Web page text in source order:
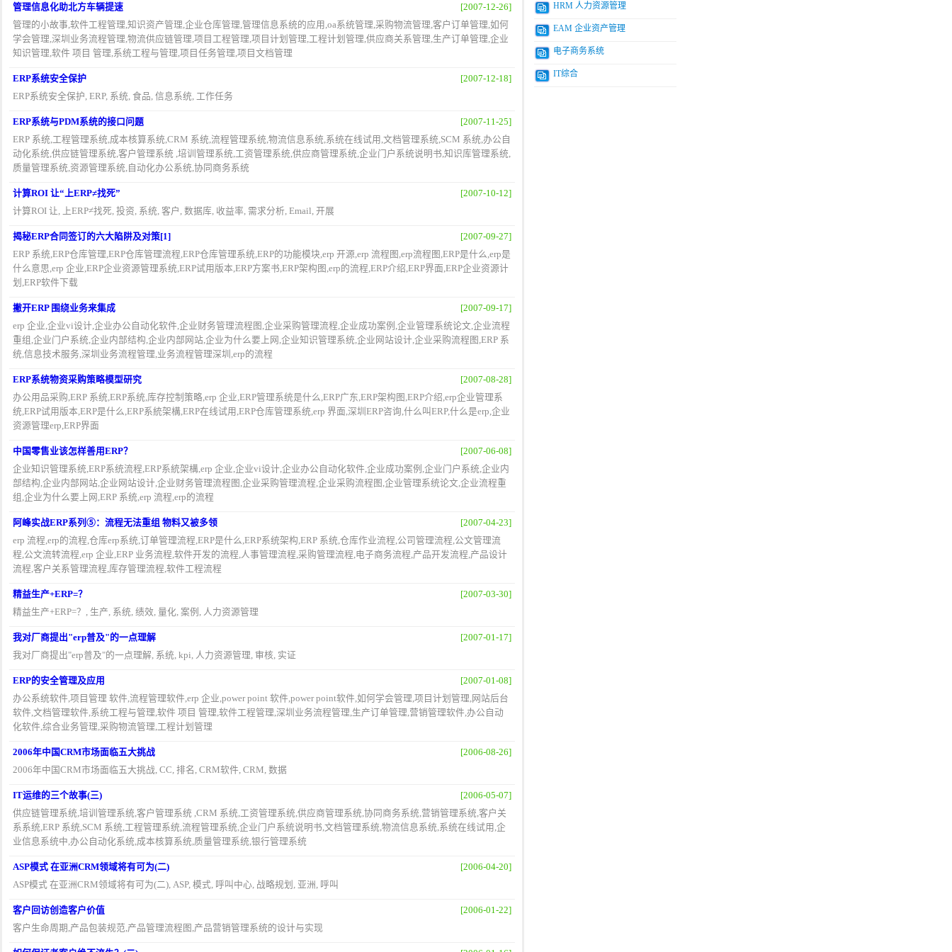
管理信息化助北方车辆提速
[2007-12-26]
管理的小故事,软件工程管理,知识资产管理,企业仓库管理,管理信息系统的应用,oa系统管理,采购物流管理,客户订单管理,如何
学会管理,深圳业务流程管理,物流供应链管理,项目工程管理,项目计划管理,工程计划管理,供应商关系管理,生产订单管理,企业
知识管理,软件 项目 管理,系统工程与管理,项目任务管理,项目文档管理
ERP系统安全保护
[2007-12-18]
ERP系统安全保护, ERP, 系统, 食品, 信息系统, 工作任务
ERP系统与PDM系统的接口问题
[2007-11-25]
ERP 系统,工程管理系统,成本核算系统,CRM 系统,流程管理系统,物流信息系统,系统在线试用,文档管理系统,SCM 系统,办公自
动化系统,供应链管理系统,客户管理系统 ,培训管理系统,工资管理系统,供应商管理系统,企业门户系统说明书,知识库管理系统,
质量管理系统,资源管理系统,自动化办公系统,协同商务系统
计算ROI 让“上ERP≠找死”
[2007-10-12]
计算ROI 让, 上ERP≠找死, 投资, 系统, 客户, 数据库, 收益率, 需求分析, Email, 开展
揭秘ERP合同签订的六大陷阱及对策[1]
[2007-09-27]
ERP 系统,ERP仓库管理,ERP仓库管理流程,ERP仓库管理系统,ERP的功能模块,erp 开源,erp 流程图,erp流程图,ERP是什么,erp是
什么意思,erp 企业,ERP企业资源管理系统,ERP试用版本,ERP方案书,ERP架构图,erp的流程,ERP介绍,ERP界面,ERP企业资源计
划,ERP软件下载
撇开ERP 围绕业务来集成
[2007-09-17]
erp 企业,企业vi设计,企业办公自动化软件,企业财务管理流程图,企业采购管理流程,企业成功案例,企业管理系统论文,企业流程
重组,企业门户系统,企业内部结构,企业内部网站,企业为什么要上网,企业知识管理系统,企业网站设计,企业采购流程图,ERP 系
统,信息技术服务,深圳业务流程管理,业务流程管理深圳,erp的流程
ERP系统物资采购策略模型研究
[2007-08-28]
办公用品采购,ERP 系统,ERP系统,库存控制策略,erp 企业,ERP管理系统是什么,ERP广东,ERP架构图,ERP介绍,erp企业管理系
统,ERP试用版本,ERP是什么,ERP系統架構,ERP在线试用,ERP仓库管理系统,erp 界面,深圳ERP咨询,什么叫ERP,什么是erp,企业
资源管理erp,ERP界面
中国零售业该怎样善用ERP？
[2007-06-08]
企业知识管理系统,ERP系统流程,ERP系統架構,erp 企业,企业vi设计,企业办公自动化软件,企业成功案例,企业门户系统,企业内
部结构,企业内部网站,企业网站设计,企业财务管理流程图,企业采购管理流程,企业采购流程图,企业管理系统论文,企业流程重
组,企业为什么要上网,ERP 系统,erp 流程,erp的流程
阿峰实战ERP系列⑤：流程无法重组 物料又被多领
[2007-04-23]
erp 流程,erp的流程,仓库erp系统,订单管理流程,ERP是什么,ERP系统架构,ERP 系统,仓库作业流程,公司管理流程,公文管理流
程,公文流转流程,erp 企业,ERP 业务流程,软件开发的流程,人事管理流程,采购管理流程,电子商务流程,产品开发流程,产品设计
流程,客户关系管理流程,库存管理流程,软件工程流程
精益生产+ERP=？
[2007-03-30]
精益生产+ERP=？, 生产, 系统, 绩效, 量化, 案例, 人力资源管理
我对厂商提出"erp普及"的一点理解
[2007-01-17]
我对厂商提出"erp普及"的一点理解, 系统, kpi, 人力资源管理, 审核, 实证
ERP的安全管理及应用
[2007-01-08]
办公系统软件,项目管理 软件,流程管理软件,erp 企业,power point 软件,power point软件,如何学会管理,项目计划管理,网站后台
软件,文档管理软件,系统工程与管理,软件 项目 管理,软件工程管理,深圳业务流程管理,生产订单管理,营销管理软件,办公自动
化软件,综合业务管理,采购物流管理,工程计划管理
2006年中国CRM市场面临五大挑战
[2006-08-26]
2006年中国CRM市场面临五大挑战, CC, 排名, CRM软件, CRM, 数据
IT运维的三个故事(三)
[2006-05-07]
供应链管理系统,培训管理系统,客户管理系统 ,CRM 系统,工资管理系统,供应商管理系统,协同商务系统,营销管理系统,客户关
系系统,ERP 系统,SCM 系统,工程管理系统,流程管理系统,企业门户系统说明书,文档管理系统,物流信息系统,系统在线试用,企
业信息系统中,办公自动化系统,成本核算系统,质量管理系统,银行管理系统
ASP模式 在亚洲CRM领域将有可为(二)
[2006-04-20]
ASP模式 在亚洲CRM领域将有可为(二), ASP, 模式, 呼叫中心, 战略规划, 亚洲, 呼叫
客户回访创造客户价值
[2006-01-22]
客户生命周期,产品包装规范,产品管理流程图,产品营销管理系统的设计与实现
HRM 人力资源管理
EAM 企业资产管理
电子商务系统
IT综合